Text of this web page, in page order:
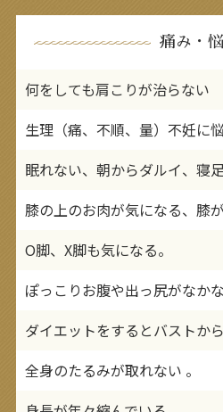
痛み・
何をしても肩こりが治らない
生理（痛、不順、量）不妊に
眠れない、朝からダルイ、寝
膝の上のお肉が気になる、膝が
O脚、X脚も気になる。
ぽっこりお腹や出っ尻がなか
ダイエットをするとバストから
全身のたるみが取れない 。